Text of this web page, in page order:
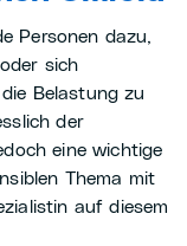
Personen dazu,
sich
Belastung zu
der
eine wichtige
Thema mit
auf diesem